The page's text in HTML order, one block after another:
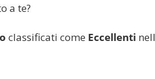
a te?
classificati come Eccellenti